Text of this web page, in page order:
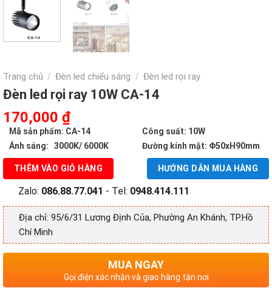
Trang chủ / Đèn led chiếu sáng / Đèn led rọi ray
Đèn led rọi ray 10W CA-14
Giá
gốc
là:
345,000 ₫.
170,000 ₫Giá
hiện
tại
là:
170,000 ₫.
Mã sản phẩm: CA-14
Công suất: 10W
Ánh sáng: 3000K/ 6000K
Đường kính mặt: Φ50xH90mm
HƯỚNG DẪN MUA HÀNG
THÊM VÀO GIỎ HÀNG
Zalo: 086.88.77.041 - Tel: 0948.414.111
Địa chỉ: 95/6/31 Lương Định Của, Phường An Khánh, TP.Hồ
Chí Minh
MUA NGAY
Gọi điện xác nhận và giao hàng tận nơi